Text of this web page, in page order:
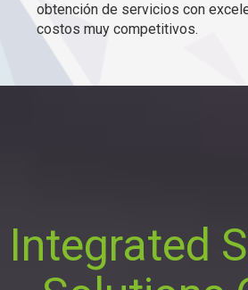
obtención de servicios con
costos muy competitivos.
Integrated